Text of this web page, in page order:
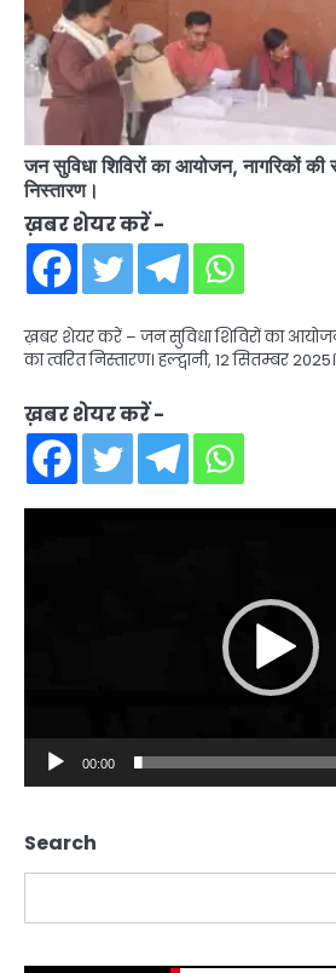
जन सुविधा शिविरों का आयोजन, नागरिकों की
निस्तारण।
ख़बर शेयर करें -
ख़बर शेयर करें – जन सुविधा शिविरों का
का त्वरित निस्तारण। हल्द्वानी, 12 सितम्बर
ख़बर शेयर करें -
00:00
Search